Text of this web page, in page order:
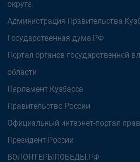
округа
Администрация Правительства
Государственная дума РФ
Портал органов государственной
области
Парламент Кузбасса
Правительство России
Официальный интернет-портал
Президент России
ВОЛОНТЕРЫПОБЕДЫ.РФ